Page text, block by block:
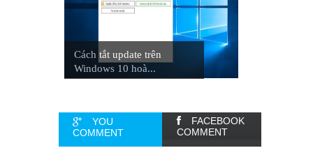
Cách tắt update trên
Windows 10 hoà...
YOU
COMMENT
FACEBOOK
COMMENT